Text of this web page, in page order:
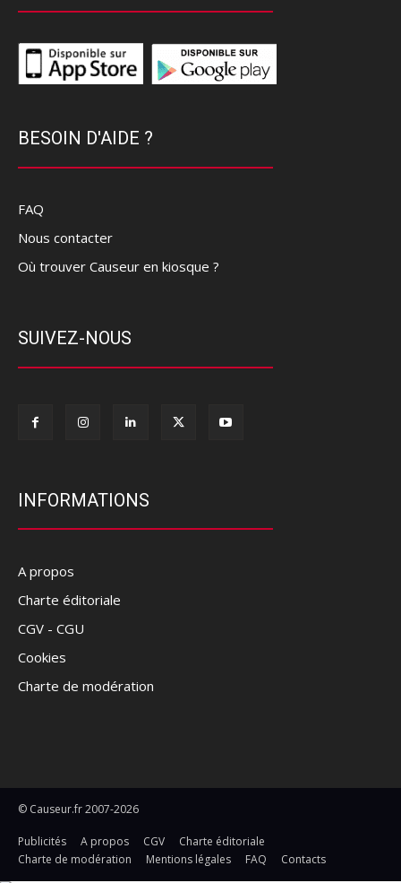
BESOIN D'AIDE ?
FAQ
Nous contacter
Où trouver Causeur en kiosque ?
SUIVEZ-NOUS
INFORMATIONS
A propos
Charte éditoriale
CGV - CGU
Cookies
Charte de modération
© Causeur.fr 2007-2026
Publicités A propos CGV
Charte éditoriale
Charte de modération
Mentions légales FAQ Contacts